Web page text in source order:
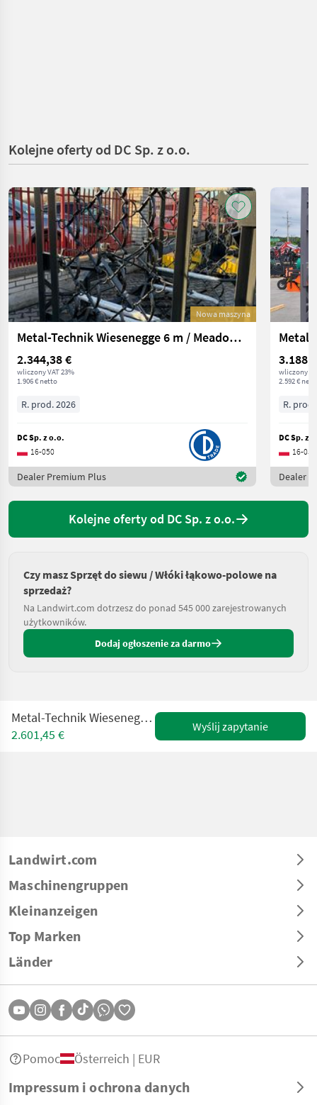
Kolejne oferty od DC Sp. z o.o.
Nowa maszyna
Metal-Technik Wiesenegge 6 m / Meadow harrow
2.344,38 €
wliczony VAT 23%
1.906 € netto
R. prod. 2026
DC Sp. z o.o.
16-050
Dealer Premium Plus
wliczony
2.592 €
R.
DC Sp. z
16-050
Dealer
Kolejne oferty od DC Sp. z o.o.
Czy masz Sprzęt do siewu / Włóki łąkowo-polowe na
sprzedaż?
Na Landwirt.com dotrzesz do ponad 545 000 zarejestrowanych
użytkowników.
Dodaj ogłoszenie za darmo
Metal-Technik Wiesenegge 6 m / Heavy meadow harrow
2.601,45 €
Wyślij zapytanie
Landwirt.com
Maschinengruppen
Kleinanzeigen
Top Marken
Länder
Impressum i ochrona danych
Pomoc Österreich | EUR